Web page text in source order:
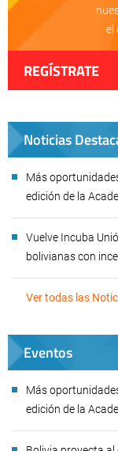
el
REGÍSTRATE
Noticias
Más
edición de la
Vuelve Incuba
bolivianas con
Ver todas las
Eventos
Más
edición de la